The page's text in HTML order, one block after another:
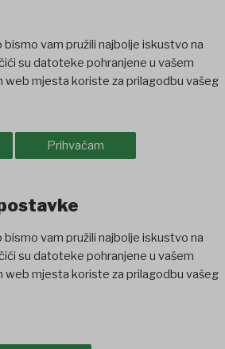
vam pružili najbolje iskustvo na
su datoteke pohranjene u vašem
web mjesta koriste za prilagodbu vašeg
Prihvaćam
vam pružili najbolje iskustvo na
su datoteke pohranjene u vašem
web mjesta koriste za prilagodbu vašeg